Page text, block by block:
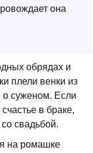
она
обрядах и
плели венки из
о суженом. Если
в браке,
свадьбой.
на ромашке